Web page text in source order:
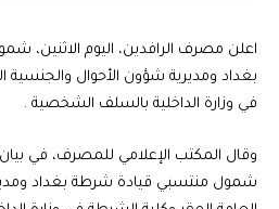
اعلن مصرف الرافدين، اليوم الاثنين،
بغداد ومديرية شؤون الأحوال والجنسية
في وزارة الداخلية بالسلف الشخصية .
وقال المكتب الإعلامي للمصرف، في بيان
شمول منتسبي قيادة شرطة بغداد